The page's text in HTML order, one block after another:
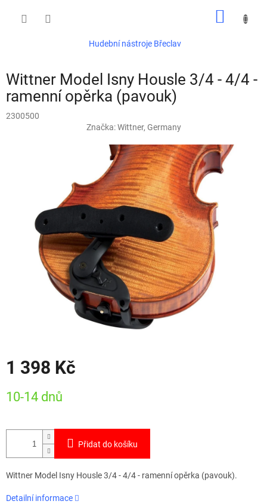
Hudební nástroje Břeclav
Wittner Model Isny Housle 3/4 - 4/4 -
ramenní opěrka (pavouk)
2300500
Značka:Wittner, Germany
1 398 Kč
cena:
10-14 dnů
Přidat do košíku
Wittner Model Isny Housle 3/4 - 4/4 - ramenní opěrka (pavouk).
Detailní informace